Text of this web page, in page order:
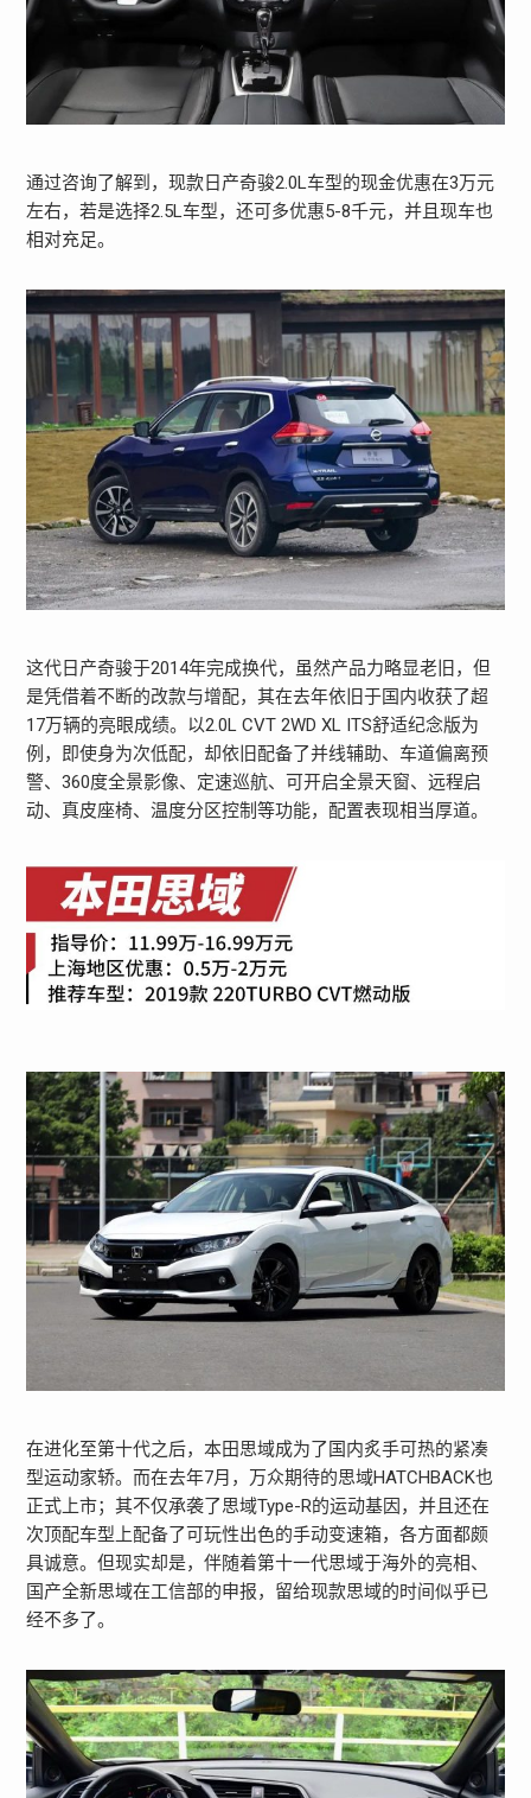
通过咨询了解到，现款日产奇骏2.0L车型的现金优惠在3万元
左右，若是选择2.5L车型，还可多优惠5-8千元，并且现车也
相对充足。
这代日产奇骏于2014年完成换代，虽然产品力略显老旧，但
是凭借着不断的改款与增配，其在去年依旧于国内收获了超
17万辆的亮眼成绩。以2.0L CVT 2WD XL ITS舒适纪念版为
例，即使身为次低配，却依旧配备了并线辅助、车道偏离预
警、360度全景影像、定速巡航、可开启全景天窗、远程启
动、真皮座椅、温度分区控制等功能，配置表现相当厚道。
在进化至第十代之后，本田思域成为了国内炙手可热的紧凑
型运动家轿。而在去年7月，万众期待的思域HATCHBACK也
正式上市；其不仅承袭了思域Type-R的运动基因，并且还在
次顶配车型上配备了可玩性出色的手动变速箱，各方面都颇
具诚意。但现实却是，伴随着第十一代思域于海外的亮相、
国产全新思域在工信部的申报，留给现款思域的时间似乎已
经不多了。